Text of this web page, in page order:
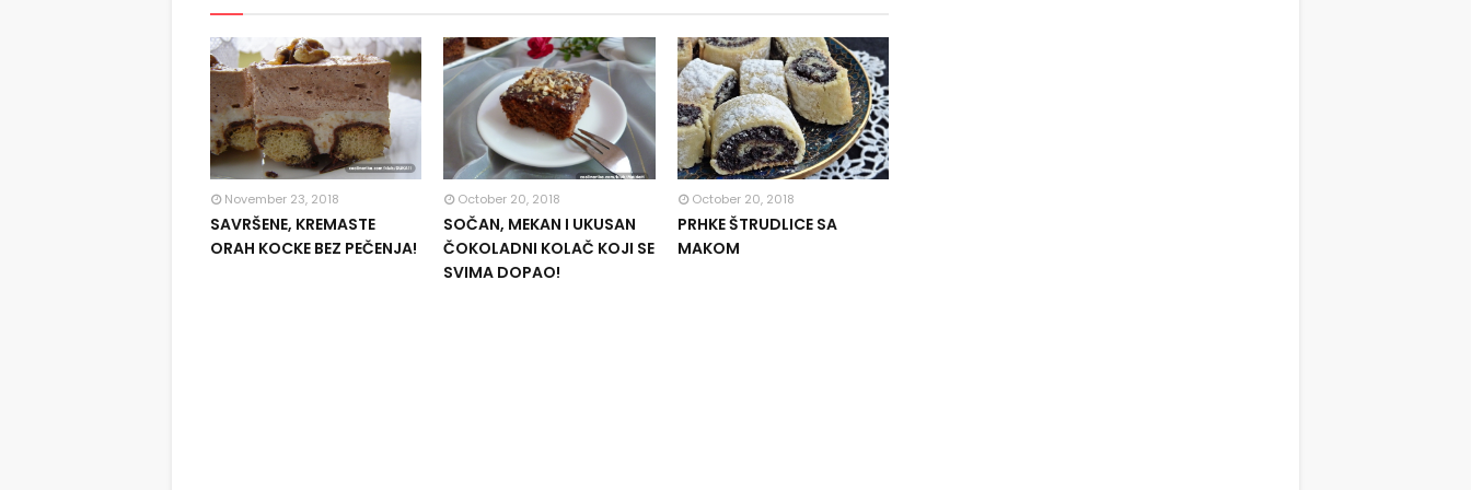
November 23, 2018
SAVRŠENE, KREMASTE
ORAH KOCKE BEZ PEČENJA!
October 20, 2018
SOČAN, MEKAN I UKUSAN
ČOKOLADNI KOLAČ KOJI SE
SVIMA DOPAO!
October 20, 2018
PRHKE ŠTRUDLICE SA
MAKOM